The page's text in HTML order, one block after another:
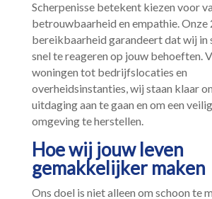
Scherpenisse betekent kiezen voor
betrouwbaarheid en empathie.​ Onze
bereikbaarheid garandeert dat wij in
snel te reageren op jouw behoeften.​
woningen tot bedrijfslocaties en
overheidsinstanties, wij staan klaar
uitdaging aan te gaan en om een
omgeving te herstellen.​
Hoe wij jouw leven
gemakkelijker maken
Ons doel is niet alleen om schoon te